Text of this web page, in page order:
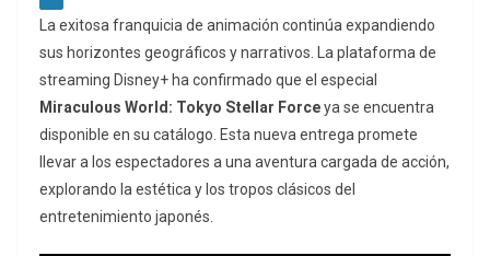
La exitosa franquicia de animación continúa expandiendo
sus horizontes geográficos y narrativos. La plataforma de
streaming Disney+ ha confirmado que el especial
Miraculous World: Tokyo Stellar Forceya se encuentra
disponible en su catálogo. Esta nueva entrega promete
llevar a los espectadores a una aventura cargada de acción,
explorando la estética y los tropos clásicos del
entretenimiento japonés.